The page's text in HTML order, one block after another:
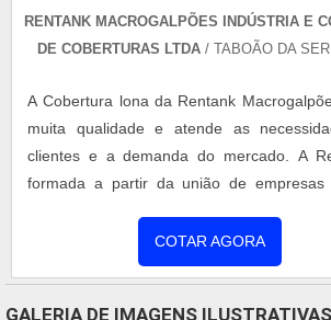
demonstrar conhecimento e autoridade
área de atuação. Por que a Coberzip é
metálicas: Equipe multidisciplinar de
Acreditamos que o trabalho em
combustível que nos permite inovar e
Equipe de alta qualidade; Escritório
conformidades encontradas;
última geração. MAIS ALGUNS
RENTANK MACROGALPÕES INDÚSTRIA E
DE COBERTURAS LTDA / TABOÃO DA
A Cobertura lona da Rentank
muita qualidade e atende as
clientes e a demanda do mercado. A
formada a partir da união de empresas
proporcionam a seus clientes qualidade,
e eficiência no transporte,
COTAR AGORA
GALERIA DE IMAGENS